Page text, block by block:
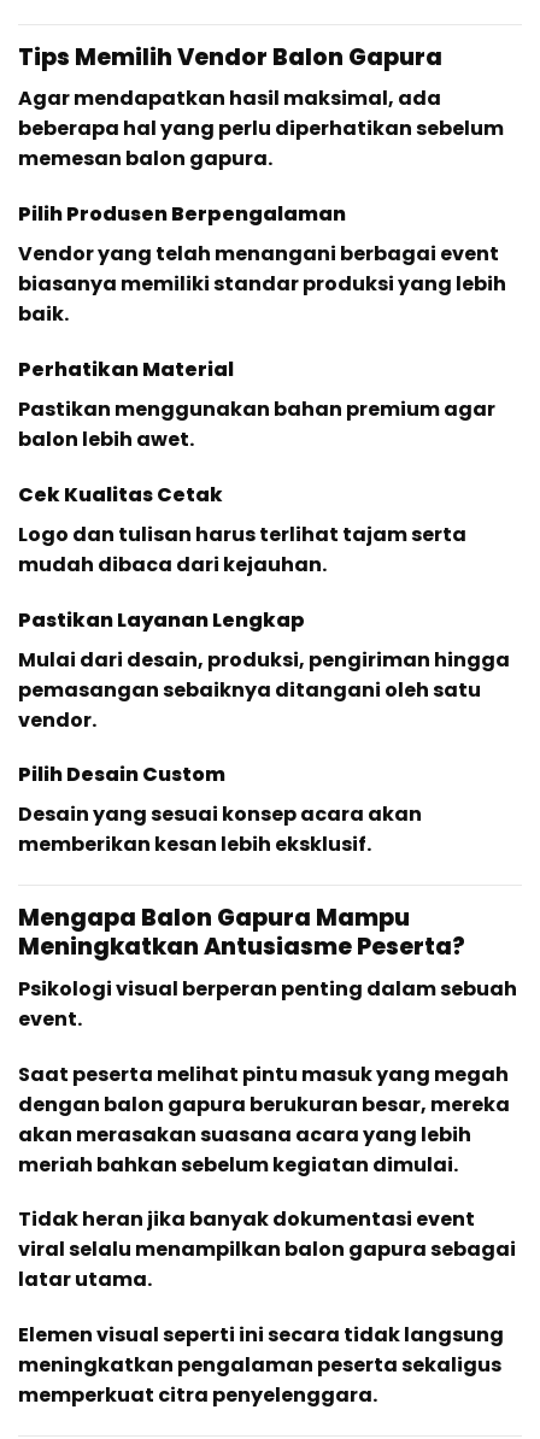
Tips Memilih Vendor Balon Gapura
Agar mendapatkan hasil maksimal, ada
beberapa hal yang perlu diperhatikan sebelum
memesan balon gapura.
Pilih Produsen Berpengalaman
Vendor yang telah menangani berbagai event
biasanya memiliki standar produksi yang lebih
baik.
Perhatikan Material
Pastikan menggunakan bahan premium agar
balon lebih awet.
Cek Kualitas Cetak
Logo dan tulisan harus terlihat tajam serta
mudah dibaca dari kejauhan.
Pastikan Layanan Lengkap
Mulai dari desain, produksi, pengiriman hingga
pemasangan sebaiknya ditangani oleh satu
vendor.
Pilih Desain Custom
Desain yang sesuai konsep acara akan
memberikan kesan lebih eksklusif.
Mengapa Balon Gapura Mampu
Meningkatkan Antusiasme Peserta?
Psikologi visual berperan penting dalam sebuah
event.
Saat peserta melihat pintu masuk yang megah
dengan balon gapura berukuran besar, mereka
akan merasakan suasana acara yang lebih
meriah bahkan sebelum kegiatan dimulai.
Tidak heran jika banyak dokumentasi event
viral selalu menampilkan balon gapura sebagai
latar utama.
Elemen visual seperti ini secara tidak langsung
meningkatkan pengalaman peserta sekaligus
memperkuat citra penyelenggara.